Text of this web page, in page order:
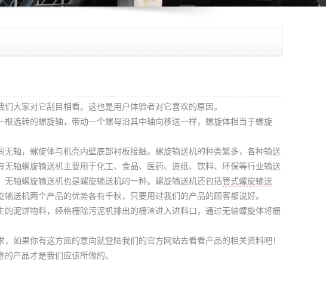
大家对它刮目相看。这也是用户体验者对它喜欢的原因。
根选转的螺旋轴，带动一个螺母沿其中轴向移送一样，螺旋体相当于螺旋
轴，螺旋体与机壳内壁底部衬板接触。 螺旋输送机的种类繁多，各种输送
无轴螺旋输送机主要用于化工、食品、医药、造纸、饮料、环保等行业输送
无轴螺旋输送机也是螺旋输送机的一种。 螺旋输送机还包括管式螺旋输送
输送机两个产品的优势各有千秋，只要用过我们的产品的顾客都说好。
泥饼物料，经格栅除污泥机排出的栅渣进入进料口，通过无轴螺旋体将栅
如果你有这方面的意向就登陆我们的官方网站去看看产品的相关资料吧！
产品才是我们应该所做的。